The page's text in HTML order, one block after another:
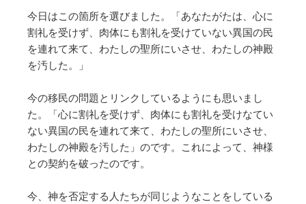
今日はこの箇所を選びました。「あなたがたは、心に
割礼を受けず、肉体にも割礼を受けていない異国の民
を連れて来て、わたしの聖所にいさせ、わたしの神殿
を汚した。」
今の移民の問題とリンクしているようにも思いまし
た。「心に割礼を受けず、肉体にも割礼を受けなてい
ない異国の民を連れて来て、わたしの聖所にいさせ、
わたしの神殿を汚した」のです。これによって、神様
との契約を破ったのです。
今、神を否定する人たちが同じようなことをしている